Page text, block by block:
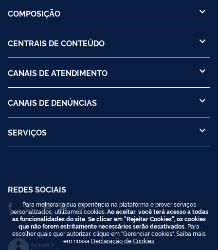
COMPOSIÇÃO
CENTRAIS DE CONTEÚDO
CANAIS DE ATENDIMENTO
CANAIS DE DENÚNCIAS
SERVIÇOS
REDES SOCIAIS
Acesso à
Para melhorar a sua experiência na plataforma e prover serviços
personalizados, utilizamos cookies. Ao aceitar, você terá acesso a todas
as funcionalidades do site. Se clicar em "Rejeitar Cookies", os cookies
que não forem estritamente necessários serão desativados. Para
escolher quais quer autorizar, clique em "Gerenciar cookies". Saiba mais
em nossa Declaração de Cookies.